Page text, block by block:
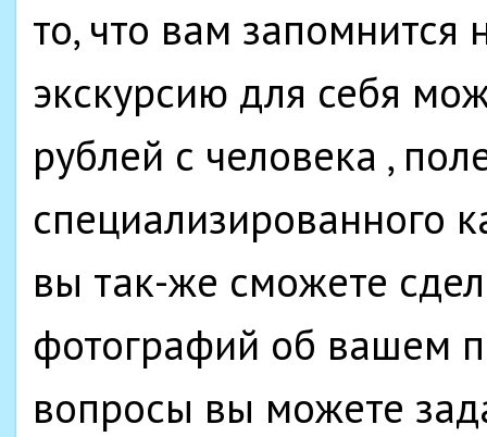
то, что вам
экскурсию для себя
рублей с человека ,
специализированного
вы так-же сможете
фотографий об вашем
вопросы вы можете